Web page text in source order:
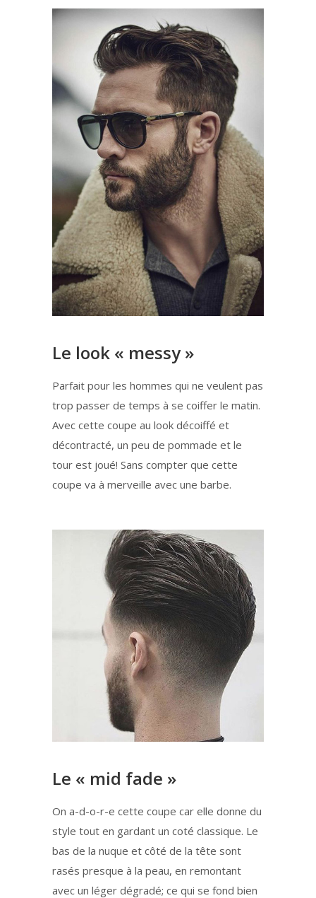
Le look « messy »
Parfait pour les hommes qui ne veulent pas
trop passer de temps à se coiffer le matin.
Avec cette coupe au look décoiffé et
décontracté, un peu de pommade et le
tour est joué! Sans compter que cette
coupe va à merveille avec une barbe.
Le « mid fade »
On a-d-o-r-e cette coupe car elle donne du
style tout en gardant un coté classique. Le
bas de la nuque et côté de la tête sont
rasés presque à la peau, en remontant
avec un léger dégradé; ce qui se fond bien